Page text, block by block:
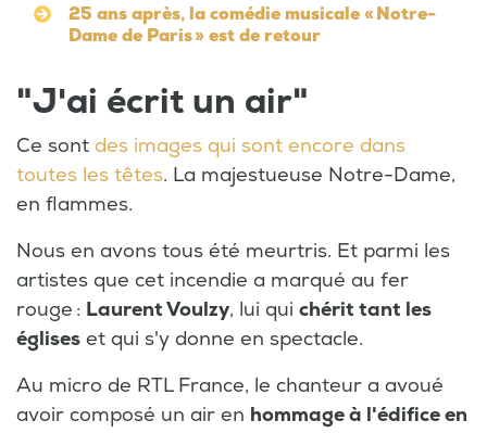
25 ans après, la comédie musicale « Notre-
Dame de Paris » est de retour
"J'ai écrit un air"
Ce sont des images qui sont encore dans
toutes les têtes. La majestueuse Notre-Dame,
en flammes.
Nous en avons tous été meurtris. Et parmi les
artistes que cet incendie a marqué au fer
rouge : Laurent Voulzy, lui qui chérit tant les
églises et qui s'y donne en spectacle.
Au micro de RTL France, le chanteur a avoué
avoir composé un air en hommage à l'édifice en